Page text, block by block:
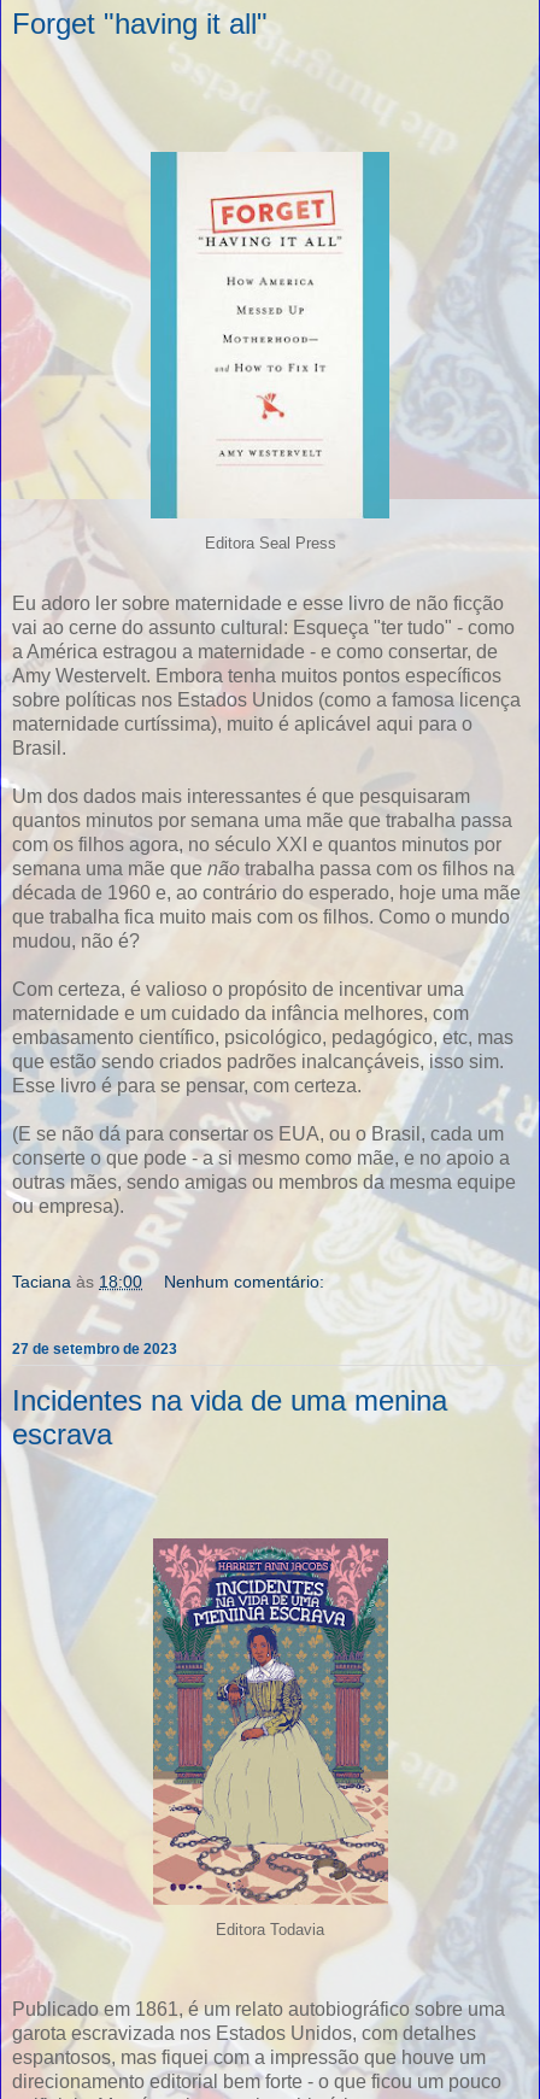
Forget "having it all"
Editora Seal Press
Eu adoro ler sobre maternidade e esse livro de não ficção
vai ao cerne do assunto cultural: Esqueça "ter tudo" - como
a América estragou a maternidade - e como consertar, de
Amy Westervelt. Embora tenha muitos pontos específicos
sobre políticas nos Estados Unidos (como a famosa licença
maternidade curtíssima), muito é aplicável aqui para o
Brasil.
Um dos dados mais interessantes é que pesquisaram
quantos minutos por semana uma mãe que trabalha passa
com os filhos agora, no século XXI e quantos minutos por
semana uma mãe que não trabalha passa com os filhos na
década de 1960 e, ao contrário do esperado, hoje uma mãe
que trabalha fica muito mais com os filhos. Como o mundo
mudou, não é?
Com certeza, é valioso o propósito de incentivar uma
maternidade e um cuidado da infância melhores, com
embasamento científico, psicológico, pedagógico, etc, mas
que estão sendo criados padrões inalcançáveis, isso sim.
Esse livro é para se pensar, com certeza.
(E se não dá para consertar os EUA, ou o Brasil, cada um
conserte o que pode - a si mesmo como mãe, e no apoio a
outras mães, sendo amigas ou membros da mesma equipe
ou empresa).
Taciana às 18:00 Nenhum comentário:
27 de setembro de 2023
Incidentes na vida de uma menina
escrava
Editora Todavia
Publicado em 1861, é um relato autobiográfico sobre uma
garota escravizada nos Estados Unidos, com detalhes
espantosos, mas fiquei com a impressão que houve um
direcionamento editorial bem forte - o que ficou um pouco